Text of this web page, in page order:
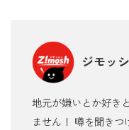
ジモッ
地元が嫌いとか好き
ません！ 噂を聞きつ